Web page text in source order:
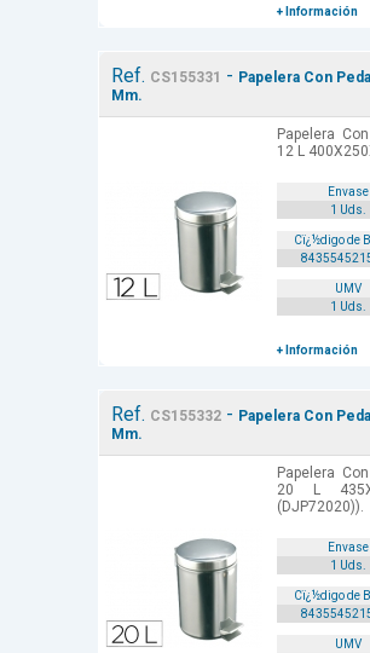
+ Información
Ref. CS155331 - Papelera Con
Mm.
Papelera
12 L
Envase
1 Uds.
Cï¿½digo de
UMV
1 Uds.
+ Información
Ref. CS155332- Papelera Con
Mm.
Papelera
20 L
(DJP72020)).
Envase
1 Uds.
Cï¿½digo de
UMV